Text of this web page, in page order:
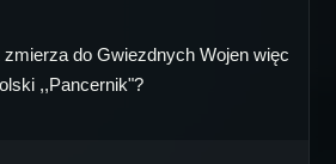
do Gwiezdnych Wojen więc
,,Pancernik"?